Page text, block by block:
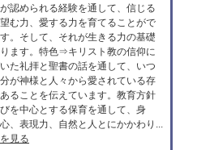
認められる経験を通して、信じる
む力、愛する力を育てることがで
。そして、それが生きる力の基礎
ます。特色⇒キリスト教の信仰に
た礼拝と聖書の話を通して、いつ
が神様と人々から愛されている存
ることを伝えています。教育方針
を中心とする保育を通して、身
、表現力、自然と人とにかかわり...
見る